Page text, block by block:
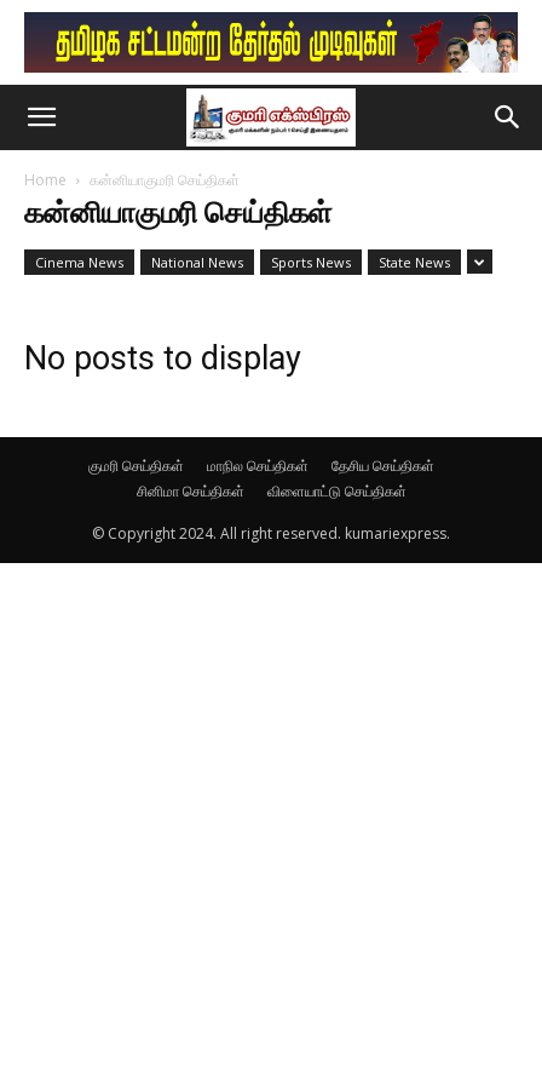
Home கன்னியாகுமரி செய்திகள்
கன்னியாகுமரி செய்திகள்
Cinema News National News Sports News State News
No posts to display
குமரி செய்திகள் மாநில செய்திகள்
தேசிய செய்திகள்
சினிமா செய்திகள்
விளையாட்டு செய்திகள்
© Copyright 2024. All right reserved. kumariexpress.